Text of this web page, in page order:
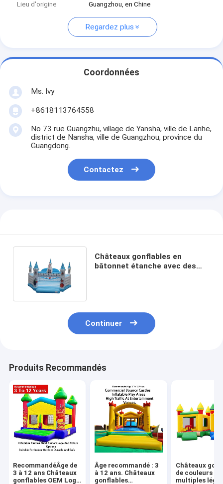
Lieu d'origine
Guangzhou, en Chine
Regardez plus
Coordonnées
Ms. Ivy
+8618113764558
No 73 rue Guangzhu, village de Yansha, ville de Lanhe,
district de Nansha, ville de Guangzhou, province du
Guangdong.
Contactez
Châteaux gonflables en
bâtonnet étanche avec des
Continuer
Produits Recommandés
RecommandéÂge de
3 à 12 ans Châteaux
gonflables OEM Logo
Âge recommandé : 3
à 12 ans. Châteaux
gonflables
Châteaux
de couleurs
multiples